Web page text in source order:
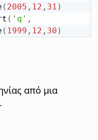
( 2005 , 12 , 31 )
( 'q' ,
( 1999 , 12 , 30 )
από μια